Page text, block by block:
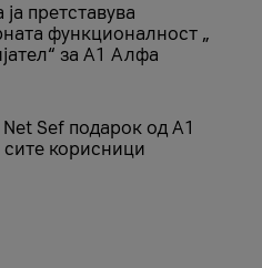
претставува
функционалност „
за А1 Алфа
Sеf подарок од А1
сите корисници